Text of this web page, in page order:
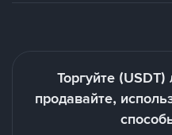
Торгуйте
продавайте,